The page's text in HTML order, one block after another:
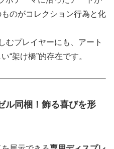
のがコレクション行為と化
むプレイヤーにも、アート
“架け橋”的存在です。
ル同梱！飾る喜びを形